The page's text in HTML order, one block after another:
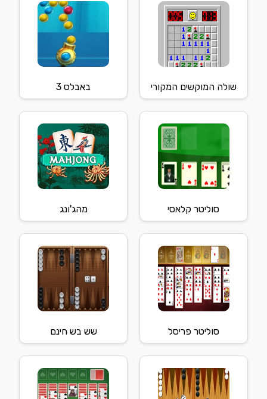
שולה המוקשים המקורי באבלס 3
סוליטר קלאסי מהג'ונג
סוליטר פריסל שש בש חינם